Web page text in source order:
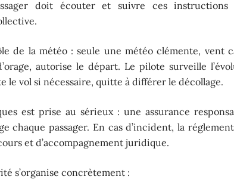
doit écouter et suivre ces instructions
de la météo : seule une météo clémente, vent
autorise le départ. Le pilote surveille
le vol si nécessaire, quitte à différer le décollage.
est prise au sérieux : une assurance
chaque passager. En cas d’incident, la
et d’accompagnement juridique.
s’organise concrètement :